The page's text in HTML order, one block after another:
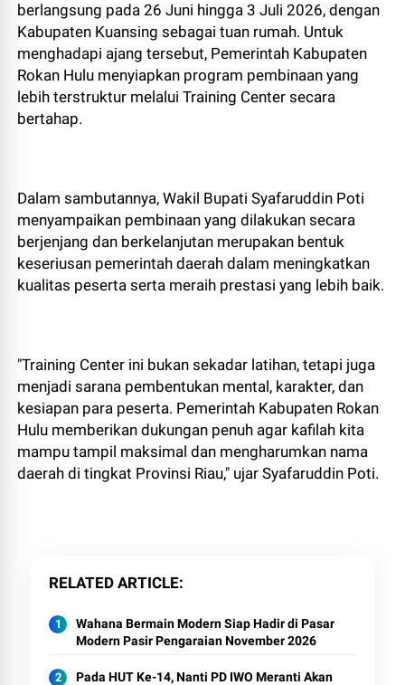
berlangsung pada 26 Juni hingga 3 Juli 2026, dengan
Kabupaten Kuansing sebagai tuan rumah. Untuk
menghadapi ajang tersebut, Pemerintah Kabupaten
Rokan Hulu menyiapkan program pembinaan yang
lebih terstruktur melalui Training Center secara
bertahap.
Dalam sambutannya, Wakil Bupati Syafaruddin Poti
menyampaikan pembinaan yang dilakukan secara
berjenjang dan berkelanjutan merupakan bentuk
keseriusan pemerintah daerah dalam meningkatkan
kualitas peserta serta meraih prestasi yang lebih baik.
"Training Center ini bukan sekadar latihan, tetapi juga
menjadi sarana pembentukan mental, karakter, dan
kesiapan para peserta. Pemerintah Kabupaten Rokan
Hulu memberikan dukungan penuh agar kafilah kita
mampu tampil maksimal dan mengharumkan nama
daerah di tingkat Provinsi Riau," ujar Syafaruddin Poti.
RELATED ARTICLE
Wahana Bermain Modern Siap Hadir di Pasar
Modern Pasir Pengaraian November 2026
Pada HUT Ke-14, Nanti PD IWO Meranti Akan